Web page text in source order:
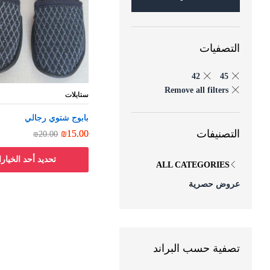
ستايلات
بابوج شتوي رجالي
₪15.00
₪20.00
ستايلات
بابوج شتوي رجالي
₪15.00
₪20.00
تحديد أحد
التصفيات
45
42
Remove all filters
التصنيفات
ALL CATEGORIES
عروض حصرية
تصفية حسب البراند